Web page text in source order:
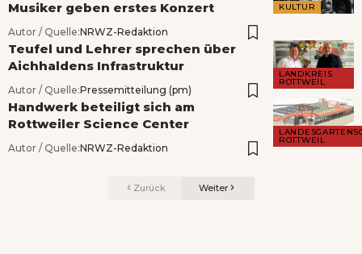
KULTUR
Musiker geben erstes Konzert
Autor / Quelle:NRWZ-Redaktion
LANDKREIS
ROTTWEIL
Teufel und Lehrer sprechen über
Aichhaldens Infrastruktur
Autor / Quelle:Pressemitteilung (pm)
ROTTWEIL
Handwerk beteiligt sich am
Rottweiler Science Center
Autor / Quelle:NRWZ-Redaktion
Zurück Weiter